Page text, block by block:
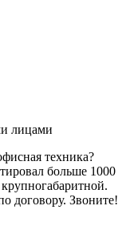
лицами
техника?
больше 1000
договору. Звоните!